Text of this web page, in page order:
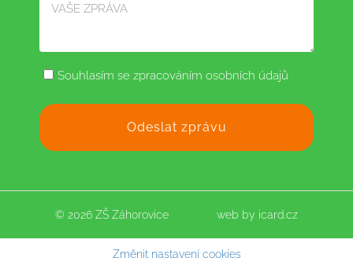
Souhlasím se zpracováním osobních údajů
© 2026 ZŠ Záhorovice web by icard.cz
Změnit nastavení cookies